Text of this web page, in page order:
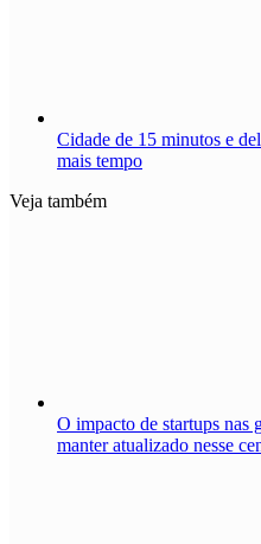
Cidade de 15 minutos e
mais tempo
Veja também
O impacto de startups nas
manter atualizado nesse